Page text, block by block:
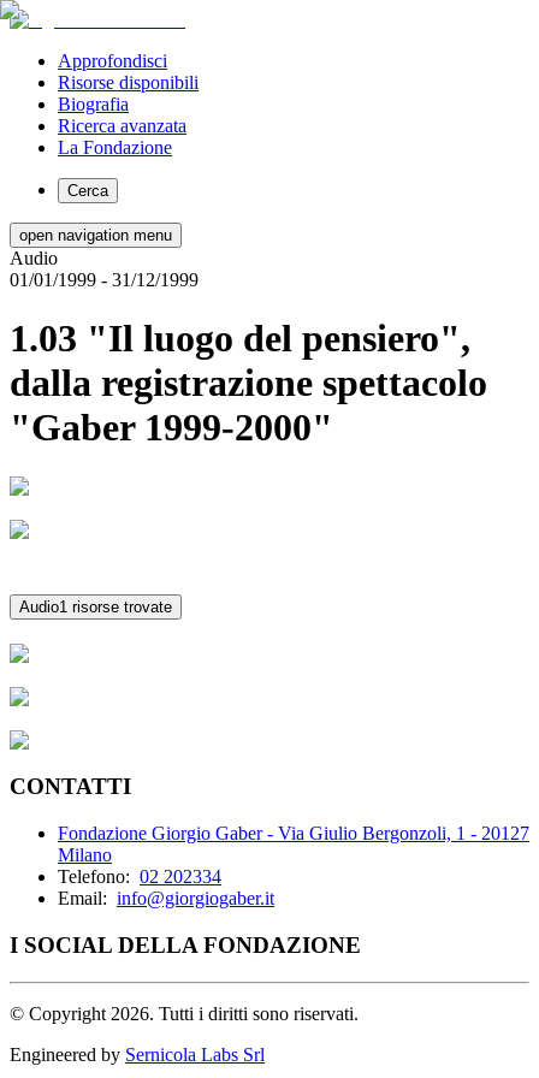
Approfondisci
Risorse disponibili
Biografia
Ricerca avanzata
La Fondazione
Cerca
open navigation menu
Audio
01/01/1999 - 31/12/1999
1.03 "Il luogo del pensiero",
dalla registrazione spettacolo
"Gaber 1999-2000"
Audio1 risorse trovate
CONTATTI
Fondazione Giorgio Gaber - Via Giulio Bergonzoli, 1 - 20127
Milano
Telefono: 02 202334
Email: info@giorgiogaber.it
I SOCIAL DELLA FONDAZIONE
© Copyright 2026. Tutti i diritti sono riservati.
Engineered by Sernicola Labs Srl